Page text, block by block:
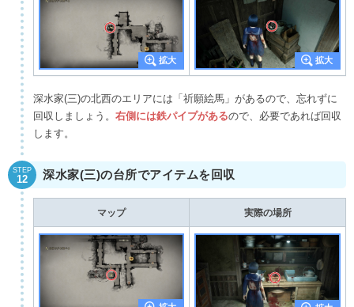
深水家(三)の北西のエリアには「祈願絵馬」があるので、忘れずに
回収しましょう。 右側には鉄パイプがあるので、必要であれば回収
します。
STEP
12 深水家(三)の台所でアイテムを回収
マップ 実際の場所